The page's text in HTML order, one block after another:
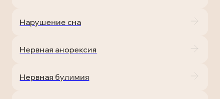
Нарушение сна
Нервная анорексия
Нервная булимия